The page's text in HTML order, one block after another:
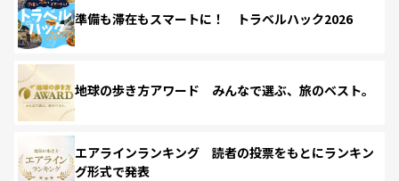
準備も滞在もスマートに！ トラベルハック2026
地球の歩き方アワード みんなで選ぶ、旅のベスト。
エアラインランキング 読者の投票をもとにランキン
グ形式で発表